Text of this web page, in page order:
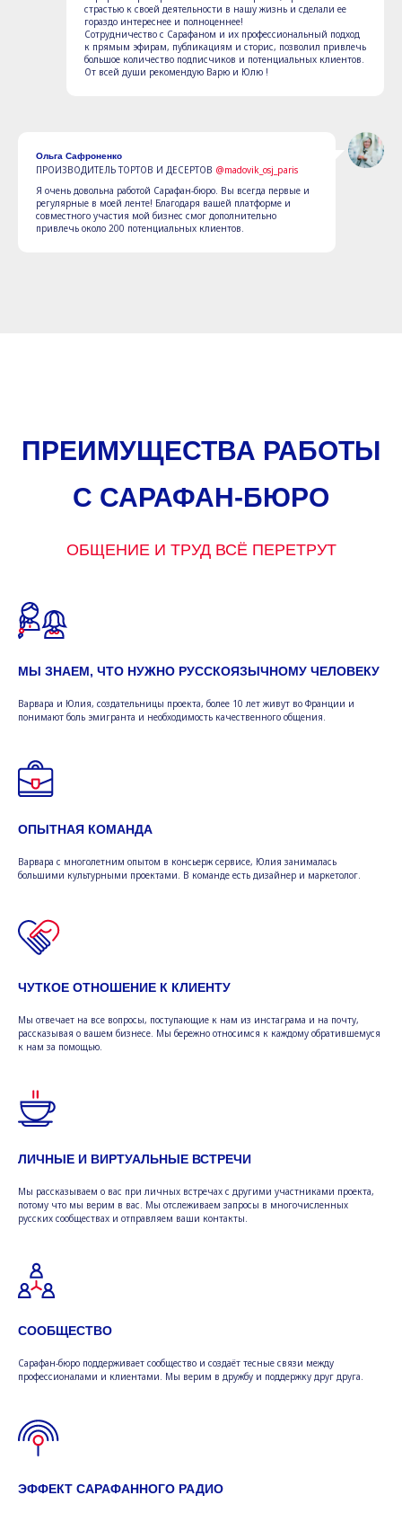
страстью к своей деятельности в нашу жизнь и сделали ее
гораздо интереснее и полноценнее!
Сотрудничество с Сарафаном и их профессиональный подход
к прямым эфирам, публикациям и сторис, позволил привлечь
большое количество подписчиков и потенциальных клиентов.
От всей души рекомендую Варю и Юлю !
Ольга Сафроненко
ПРОИЗВОДИТЕЛЬ ТОРТОВ И ДЕСЕРТОВ @madovik_osj_paris
Я очень довольна работой Сарафан-бюро. Вы всегда первые и
регулярные в моей ленте! Благодаря вашей платформе и
совместного участия мой бизнес смог дополнительно
привлечь около 200 потенциальных клиентов.
ПРЕИМУЩЕСТВА РАБОТЫ
С САРАФАН-БЮРО
ОБЩЕНИЕ И ТРУД ВСЁ ПЕРЕТРУТ
МЫ ЗНАЕМ, ЧТО НУЖНО РУССКОЯЗЫЧНОМУ ЧЕЛОВЕКУ
Варвара и Юлия, создательницы проекта, более 10 лет живут во Франции и
понимают боль эмигранта и необходимость качественного общения.
ОПЫТНАЯ КОМАНДА
Варвара с многолетним опытом в консьерж сервисе, Юлия занималась
большими культурными проектами. В команде есть дизайнер и маркетолог.
ЧУТКОЕ ОТНОШЕНИЕ К КЛИЕНТУ
Мы отвечает на все вопросы, поступающие к нам из инстаграма и на почту,
рассказывая о вашем бизнесе. Мы бережно относимся к каждому обратившемуся
к нам за помощью.
ЛИЧНЫЕ И ВИРТУАЛЬНЫЕ ВСТРЕЧИ
Мы рассказываем о вас при личных встречах с другими участниками проекта,
потому что мы верим в вас. Мы отслеживаем запросы в многочисленных
русских сообществах и отправляем ваши контакты.
СООБЩЕСТВО
Сарафан-бюро поддерживает сообщество и создаёт тесные связи между
профессионалами и клиентами. Мы верим в дружбу и поддержку друг друга.
ЭФФЕКТ САРАФАННОГО РАДИО